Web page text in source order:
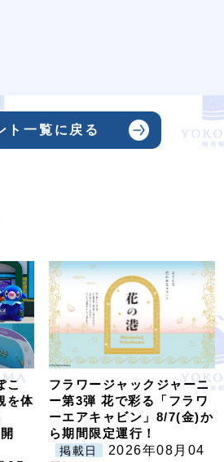
ト一覧に戻る
こ
を体
フラワージャックジャーニ
ー第3弾 花で彩る「フラワ
ーエアキャビン」8/7(金)か
ら期間限定運行！
掲載日
2026年08月04